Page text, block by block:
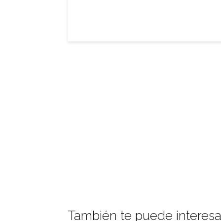
También te puede